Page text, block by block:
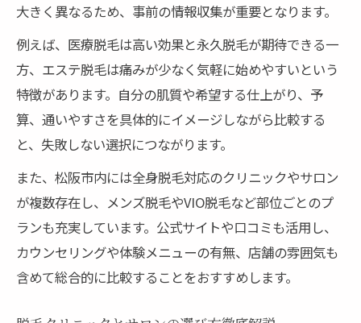
大きく異なるため、事前の情報収集が重要となります。
例えば、医療脱毛は高い効果と永久脱毛が期待できる一
方、エステ脱毛は痛みが少なく気軽に始めやすいという
特徴があります。自分の肌質や希望する仕上がり、予
算、通いやすさを具体的にイメージしながら比較する
と、失敗しない選択につながります。
また、松阪市内には全身脱毛対応のクリニックやサロン
が複数存在し、メンズ脱毛やVIO脱毛など部位ごとのプ
ランも充実しています。公式サイトや口コミも活用し、
カウンセリングや体験メニューの有無、店舗の雰囲気も
含めて総合的に比較することをおすすめします。